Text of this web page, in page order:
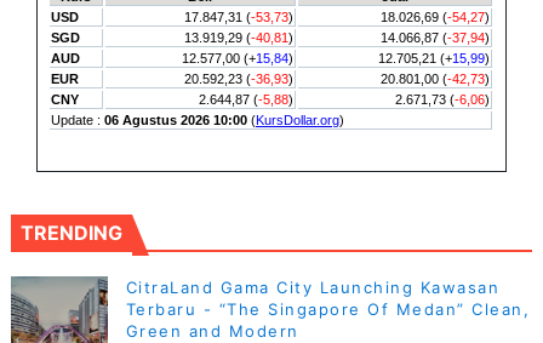
TRENDING
CitraLand Gama City Launching Kawasan
Terbaru - “The Singapore Of Medan” Clean,
Green and Modern